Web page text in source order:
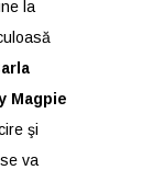
la
Magpie
şi
se va